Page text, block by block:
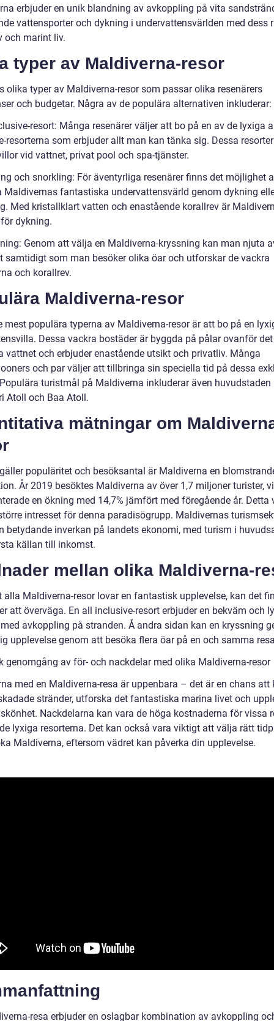
erbjuder en unik blandning av avkoppling på vita
vattensporter och dykning i undervattensvärlden med dess
och marint liv.
typer av Maldiverna-resor
olika typer av Maldiverna-resor som passar olika resenärers
och budgetar. Några av de populära alternativen inkluderar:
resort: Många resenärer väljer att bo på en av de lyxiga
resorterna som erbjuder allt man kan tänka sig. Dessa
vid vattnet, privat pool och spa-tjänster.
och snorkling: För äventyrliga resenärer finns det möjlighet
Maldivernas fantastiska undervattensvärld genom dykning
Med kristallklart vatten och enastående korallrev är
dykning.
Genom att välja en Maldiverna-kryssning kan man njuta
samtidigt som man besöker olika öar och utforskar de vackra
och korallrev.
Maldiverna-resor
mest populära typerna av Maldiverna-resor är att bo på en
Dessa vackra bostäder är byggda på pålar ovanför det
vattnet och erbjuder enastående utsikt och privatliv. Många
och par väljer att tillbringa sin speciella tid på dessa
turistmål på Maldiverna inkluderar även huvudstaden
Atoll och Baa Atoll.
mätningar om
populäritet och besöksantal är Maldiverna en
År 2019 besöktes Maldiverna av över 1,7 miljoner turister,
en ökning med 14,7% jämfört med föregående år. Detta
intresset för denna paradisögrupp. Maldivernas
betydande inverkan på landets ekonomi, med turism i
källan till inkomst.
mellan olika Maldiverna-
alla Maldiverna-resor lovar en fantastisk upplevelse, kan det
att överväga. En all inclusive-resort erbjuder en bekväm och
avkoppling på stranden. Å andra sidan kan en kryssning
upplevelse genom att besöka flera öar på en och samma
genomgång av för- och nackdelar med olika Maldiverna-resor
med en Maldiverna-resa är uppenbara – det är en chans att
stränder, utforska det fantastiska marina livet och
Nackdelarna kan vara de höga kostnaderna för vissa
lyxiga resorterna. Det kan också vara viktigt att välja rätt
Maldiverna, eftersom vädret kan påverka din upplevelse.
resa erbjuder en oslagbar kombination av avkoppling